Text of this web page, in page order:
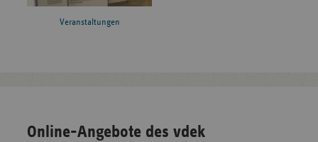
Veranstaltungen
Online-Angebote des vdek